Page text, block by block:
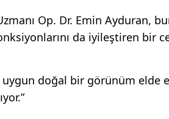
Op. Dr. Emin Ayduran,
da iyileştiren bir
uygun doğal bir görünüm elde